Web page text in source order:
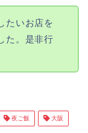
たいお店を
た。是非行
夜ご飯 大阪